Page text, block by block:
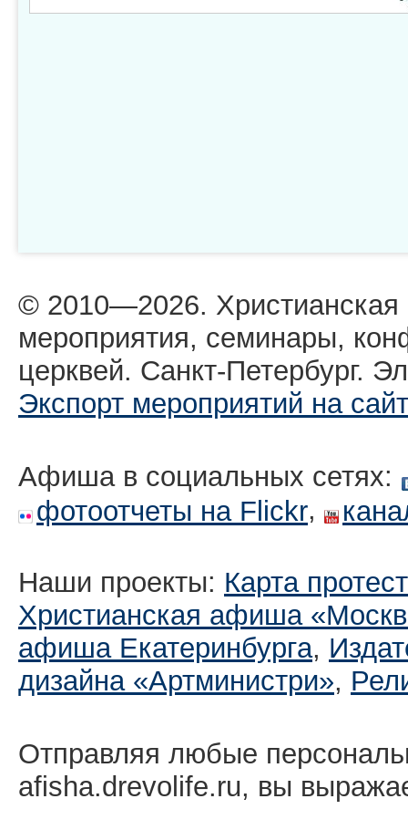
© 2010—2026.
мероприятия, семинары,
церквей. Санкт-Петербург.
Экспорт мероприятий на сайт
Афиша в социальных сетях:
фотоотчеты на Flickr,
Наши проекты: Карта
Христианская афиша
афиша Екатеринбургa,
дизайна «Артминистри»,
Отправляя любые
afisha.drevolife.ru, вы